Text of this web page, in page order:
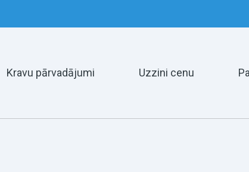
Kravu pārvadājumi Uzzini cenu